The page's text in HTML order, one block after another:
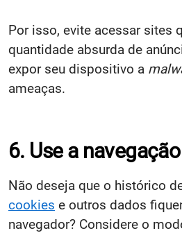
Por isso, evite acessar sites
quantidade absurda de
expor seu dispositivo a
ameaças.
6. Use a
Não deseja que o histórico
cookies e outros dados
navegador? Considere o